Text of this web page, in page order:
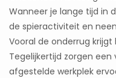
Wanneer je lange tijd in
de spieractiviteit en
Vooral de onderrug
Tegelijkertijd zorgen
afgestelde werkplek